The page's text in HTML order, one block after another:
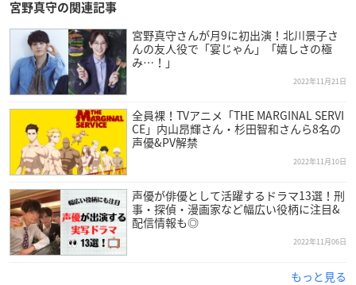
宮野真守の関連記事
宮野真守さんが月9に初出演！北川景子さ
んの友人役で「宴じゃん」「嬉しさの極
み…！」
2022年11月21日
全員裸！TVアニメ「THE MARGINAL SERVI
CE」内山昂輝さん・杉田智和さんら8名の
声優&PV解禁
2022年11月10日
声優が俳優として活躍するドラマ13選！刑
事・探偵・漫画家など幅広い役柄に注目&
配信情報も◎
2022年11月06日
もっと見る